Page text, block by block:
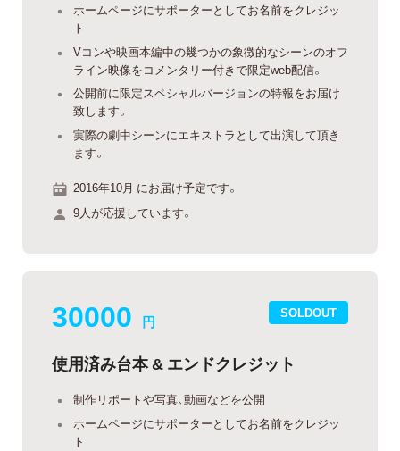
ホームページにサポーターとしてお名前をクレジッ
ト
Vコンや映画本編中の幾つかの象徴的なシーンのオフ
ライン映像をコメンタリー付きで限定web配信。
公開前に限定スペシャルバージョンの特報をお届け
致します。
実際の劇中シーンにエキストラとして出演して頂き
ます。
2016年10月 にお届け予定です。
9人が応援しています。
SOLDOUT
30000 円
使用済み台本 & エンドクレジット
制作リポートや写真、動画などを公開
ホームページにサポーターとしてお名前をクレジッ
ト